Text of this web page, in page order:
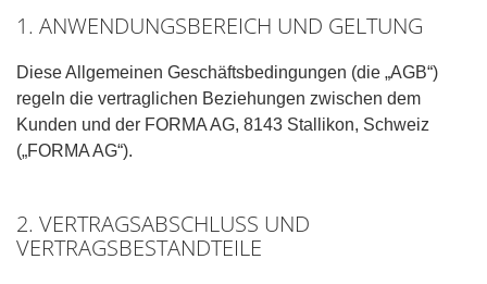
1. ANWENDUNGSBEREICH UND GELTUNG
Diese Allgemeinen Geschäftsbedingungen (die „AGB“)
regeln die vertraglichen Beziehungen zwischen dem
Kunden und der FORMA AG, 8143 Stallikon, Schweiz
(„FORMA AG“).
2. VERTRAGSABSCHLUSS UND
VERTRAGSBESTANDTEILE